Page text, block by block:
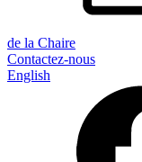
de la Chaire
Contactez-nous
English